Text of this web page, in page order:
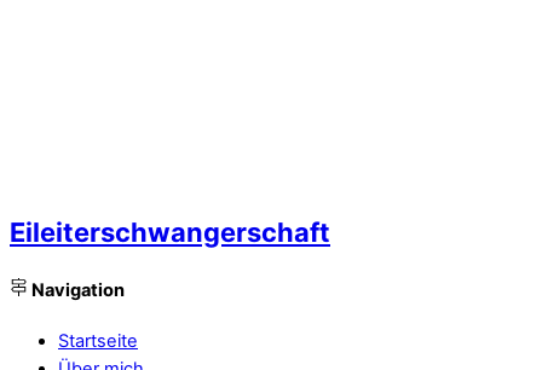
Eileiterschwangerschaft
Navigation
Startseite